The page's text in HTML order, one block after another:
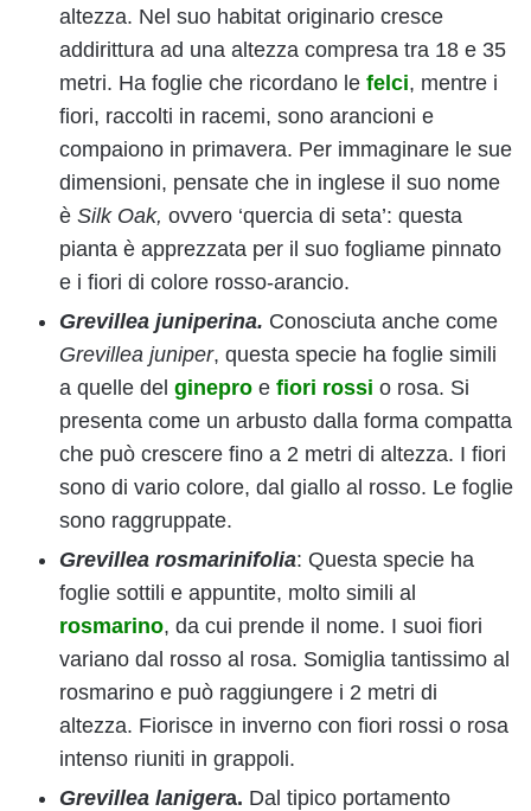
altezza. Nel suo habitat originario cresce
addirittura ad una altezza compresa tra 18 e 35
metri. Ha foglie che ricordano le felci, mentre i
fiori, raccolti in racemi, sono arancioni e
compaiono in primavera. Per immaginare le sue
dimensioni, pensate che in inglese il suo nome
è Silk Oak, ovvero ‘quercia di seta’: questa
pianta è apprezzata per il suo fogliame pinnato
e i fiori di colore rosso-arancio.
Grevillea juniperina. Conosciuta anche come
Grevillea juniper, questa specie ha foglie simili
a quelle del ginepro e fiori rossi o rosa. Si
presenta come un arbusto dalla forma compatta
che può crescere fino a 2 metri di altezza. I fiori
sono di vario colore, dal giallo al rosso. Le foglie
sono raggruppate.
Grevillea rosmarinifolia: Questa specie ha
foglie sottili e appuntite, molto simili al
rosmarino, da cui prende il nome. I suoi fiori
variano dal rosso al rosa. Somiglia tantissimo al
rosmarino e può raggiungere i 2 metri di
altezza. Fiorisce in inverno con fiori rossi o rosa
intenso riuniti in grappoli.
Grevillea lanigera. Dal tipico portamento